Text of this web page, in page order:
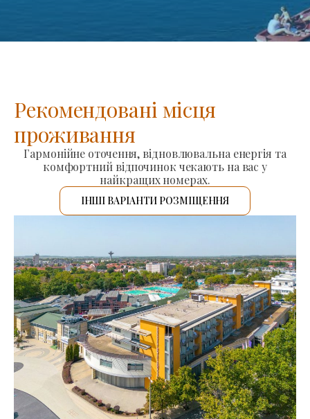
Рекомендовані місця
проживання
Гармонійне оточення, відновлювальна енергія та
комфортний відпочинок чекають на вас у
найкращих номерах.
ІНШІ ВАРІАНТИ РОЗМІЩЕННЯ